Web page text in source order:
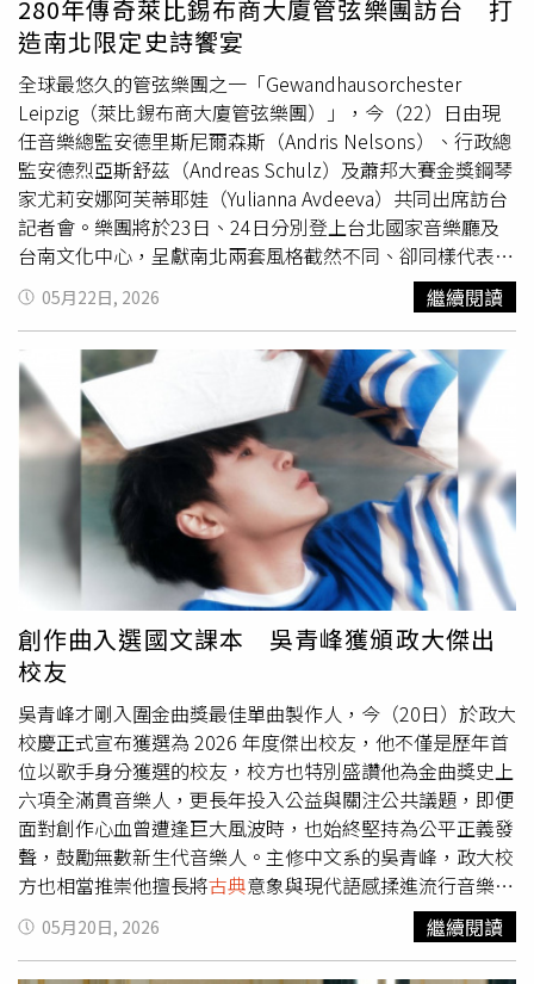
書）
280年傳奇萊比錫布商大廈管弦樂團訪台 打
造南北限定史詩饗宴
全球最悠久的管弦樂團之一「Gewandhausorchester
Leipzig（萊比錫布商大廈管弦樂團）」，今（22）日由現
任音樂總監安德里斯尼爾森斯（Andris Nelsons）、行政總
監安德烈亞斯舒茲（Andreas Schulz）及蕭邦大賽金獎鋼琴
家尤莉安娜阿芙蒂耶娃（Yulianna Avdeeva）共同出席訪台
記者會。樂團將於23日、24日分別登上台北國家音樂廳及
台南文化中心，呈獻南北兩套風格截然不同、卻同樣代表樂
團核心靈魂的音樂饗宴。行政總監舒茲表示，樂團自1743
年成立之初便由市民與企業家共同支持，深知民間夥伴的重
要性。樂團與臺灣的緣分始於1995年，這次來臺對臺灣觀
眾展現的古典樂熱情感到無比驚豔，也非常期待首度造訪歷
史悠久的台南。兩年前構思亞洲巡演時，便決定擁抱歷史脈
絡，為南北樂迷量身打造驚喜，帶來流淌著樂團最正統歷史
血液的史詩經典。本次訪台最受矚目的焦點，莫過於超級指
揮尼爾森斯親臨現場。針對台南場華格納《女武神》第一幕
的演出，5歲便對華格納著迷的尼爾森斯指出，《女武神》
第一幕展現了整部《指環》中最深刻的人性刻畫，「在情感
刻畫上，觀眾會聽到弦樂逐漸醞釀、緩緩升起的樂段，那是
近乎催眠且魔幻的感受，讓我們知道什麼是愛、什麼是滿
足，心靈會被徹底撫慰」。談到音樂本身，尼爾森斯以一句
話總結自己的信念：「音樂是靈魂的糧食。能夠與台灣觀眾
分享這份靈魂性的時刻，是至高無上的幸福。」他也非常期
待阿芙蒂耶娃在拉赫曼尼諾夫第二號鋼琴協奏曲開頭那段宛
如「火山爆發」般的鐘響主題詮釋。阿芙蒂耶娃也感性表
示，拉赫曼尼諾夫是鋼琴之神，希望透過這部走出低潮、迎
接曙光的涅槃之作，將快樂帶給觀眾。
05月22日, 2026 繼續閱讀
創作曲入選國文課本 吳青峰獲頒政大傑出
校友
吳青峰才剛入圍金曲獎最佳單曲製作人，今（20日）於政大
校慶正式宣布獲選為 2026 年度傑出校友，他不僅是歷年首
位以歌手身分獲選的校友，校方也特別盛讚他為金曲獎史上
六項全滿貫音樂人，更長年投入公益與關注公共議題，即便
面對創作心血曾遭逢巨大風波時，也始終堅持為公平正義發
聲，鼓勵無數新生代音樂人。主修中文系的吳青峰，政大校
方也相當推崇他擅長將古典意象與現代語感揉進流行音樂，
〈遲到千年〉更被選入國中國文教科書，成為靈動的修辭教
材，他形容中文系像水，「沒有固定型態，卻因此能隨容器
05月20日, 2026 繼續閱讀